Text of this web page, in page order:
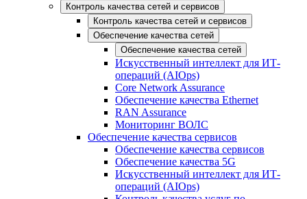
Контроль качества сетей и сервисов
Контроль качества сетей и сервисов
Обеспечение качества сетей
Обеспечение качества сетей
Искусственный интеллект для ИТ-
операций (AIOps)
Core Network Assurance
Обеспечение качества Ethernet
RAN Assurance
Мониторинг ВОЛС
Обеспечение качества сервисов
Обеспечение качества сервисов
Обеспечение качества 5G
Искусственный интеллект для ИТ-
операций (AIOps)